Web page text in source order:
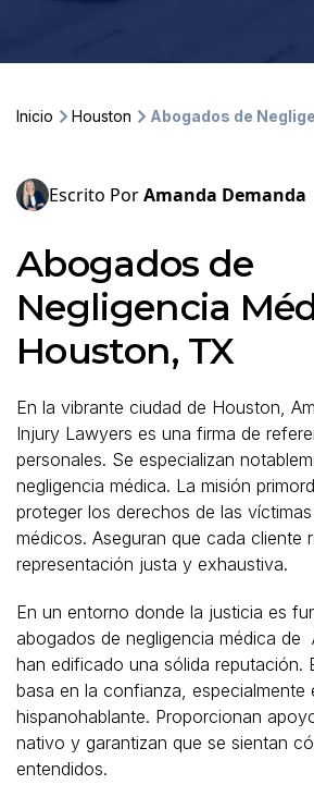
Inicio Houston Abogados de
Escrito PorAmanda Demanda
Abogados de
Negligencia
Houston, TX
En la vibrante ciudad de Houston,
Injury Lawyers es una firma de
personales. Se especializan
negligencia médica. La misión
proteger los derechos de las
médicos. Aseguran que cada cliente
representación justa y exhaustiva.
En un entorno donde la justicia es
abogados de negligencia médica de
han edificado una sólida reputación.
basa en la confianza, especialmente
hispanohablante. Proporcionan
nativo y garantizan que se sientan
entendidos.